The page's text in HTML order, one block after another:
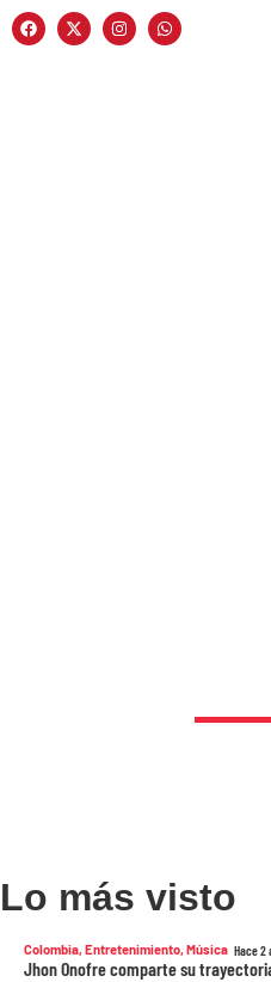
Lo más visto
Colombia,Entretenimiento,Música Hace 2
Jhon Onofre comparte su